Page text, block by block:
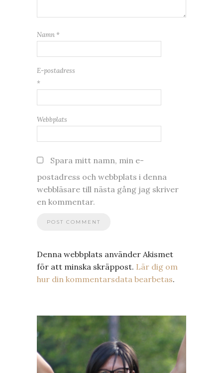
Namn *
E-postadress
*
Webbplats
Spara mitt namn, min e-
postadress och webbplats i denna
webbläsare till nästa gång jag skriver
en kommentar.
Denna webbplats använder Akismet
för att minska skräppost. Lär dig om
hur din kommentarsdata bearbetas.